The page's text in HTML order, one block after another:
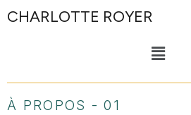
CHARLOTTE ROYER
À PROPOS - 01